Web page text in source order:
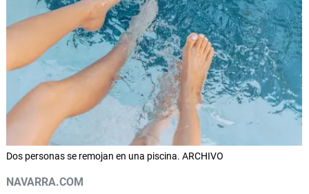
Dos personas se remojan en una piscina. ARCHIVO
NAVARRA.COM